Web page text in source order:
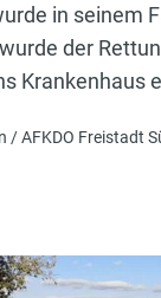
in seinem
der
/ AFKDO Freistadt